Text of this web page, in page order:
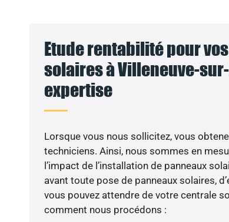
Etude rentabilité pour
solaires à Villeneuve-
expertise
Lorsque vous nous sollicitez, vous
techniciens. Ainsi, nous sommes en
l’impact de l’installation de panneaux
avant toute pose de panneaux solaires,
vous pouvez attendre de votre centrale
comment nous procédons :